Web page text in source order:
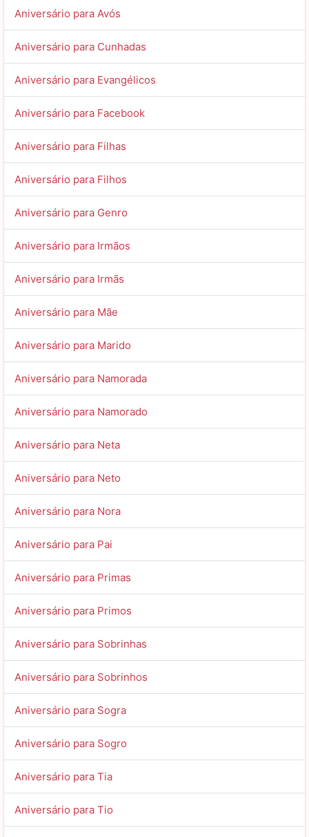
Aniversário para Avós
Aniversário para Cunhadas
Aniversário para Evangélicos
Aniversário para Facebook
Aniversário para Filhas
Aniversário para Filhos
Aniversário para Genro
Aniversário para Irmãos
Aniversário para Irmãs
Aniversário para Mãe
Aniversário para Marido
Aniversário para Namorada
Aniversário para Namorado
Aniversário para Neta
Aniversário para Neto
Aniversário para Nora
Aniversário para Pai
Aniversário para Primas
Aniversário para Primos
Aniversário para Sobrinhas
Aniversário para Sobrinhos
Aniversário para Sogra
Aniversário para Sogro
Aniversário para Tia
Aniversário para Tio